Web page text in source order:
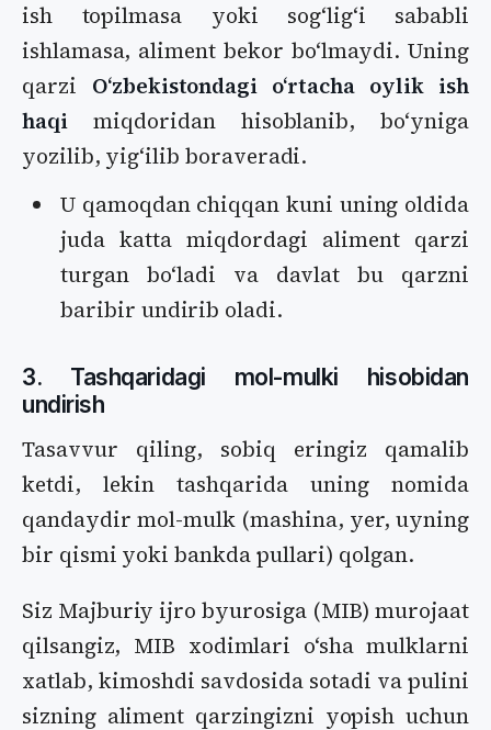
ish topilmasa yoki sogʻligʻi sababli
ishlamasa, aliment bekor boʻlmaydi. Uning
qarzi Oʻzbekistondagi oʻrtacha oylik ish
haqimiqdoridan hisoblanib, boʻyniga
yozilib, yigʻilib boraveradi.
U qamoqdan chiqqan kuni uning oldida
juda katta miqdordagi aliment qarzi
turgan boʻladi va davlat bu qarzni
baribir undirib oladi.
3. Tashqaridagi mol-mulki hisobidan
undirish
Tasavvur qiling, sobiq eringiz qamalib
ketdi, lekin tashqarida uning nomida
qandaydir mol-mulk (mashina, yer, uyning
bir qismi yoki bankda pullari) qolgan.
Siz Majburiy ijro byurosiga (MIB) murojaat
qilsangiz, MIB xodimlari oʻsha mulklarni
xatlab, kimoshdi savdosida sotadi va pulini
sizning aliment qarzingizni yopish uchun